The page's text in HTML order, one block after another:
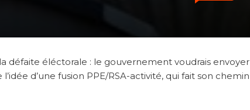
défaite éléctorale : le gouvernement voudrais
d’une fusion PPE/RSA-activité, qui fait son